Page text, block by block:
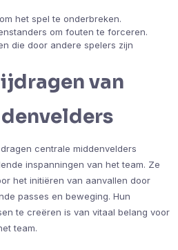
het spel te onderbreken.
om fouten te forceren.
die door andere spelers zijn
van
centrale middenvelders
inspanningen van het team. Ze
het initiëren van aanvallen door
passes en beweging. Hun
te creëren is van vitaal belang voor
team.